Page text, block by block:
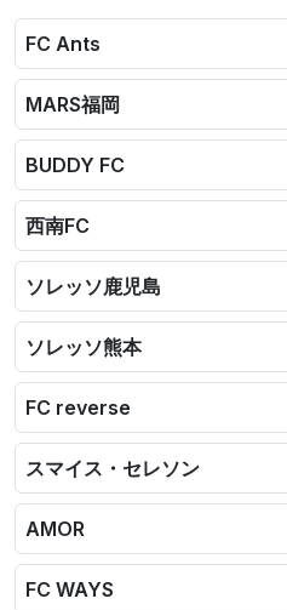
FC Ants
MARS福岡
BUDDY FC
西南FC
ソレッソ鹿児島
ソレッソ熊本
FC reverse
スマイス・セレソン
AMOR
FC WAYS